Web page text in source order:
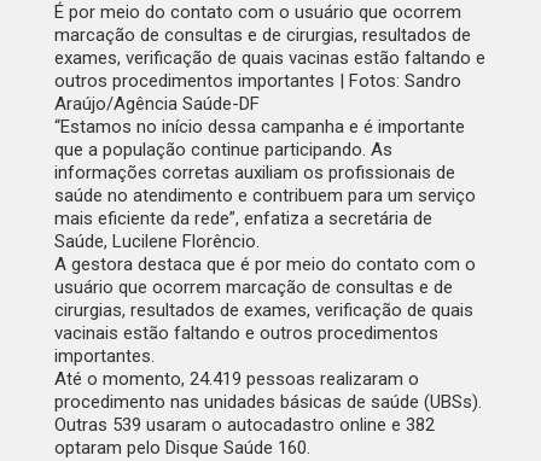
É por meio do contato com o usuário que ocorrem
marcação de consultas e de cirurgias, resultados de
exames, verificação de quais vacinas estão faltando e
outros procedimentos importantes | Fotos: Sandro
Araújo/Agência Saúde-DF
“Estamos no início dessa campanha e é importante
que a população continue participando. As
informações corretas auxiliam os profissionais de
saúde no atendimento e contribuem para um serviço
mais eficiente da rede”, enfatiza a secretária de
Saúde, Lucilene Florêncio.
A gestora destaca que é por meio do contato com o
usuário que ocorrem marcação de consultas e de
cirurgias, resultados de exames, verificação de quais
vacinais estão faltando e outros procedimentos
importantes.
Até o momento, 24.419 pessoas realizaram o
procedimento nas unidades básicas de saúde (UBSs).
Outras 539 usaram o autocadastro online e 382
optaram pelo Disque Saúde 160.